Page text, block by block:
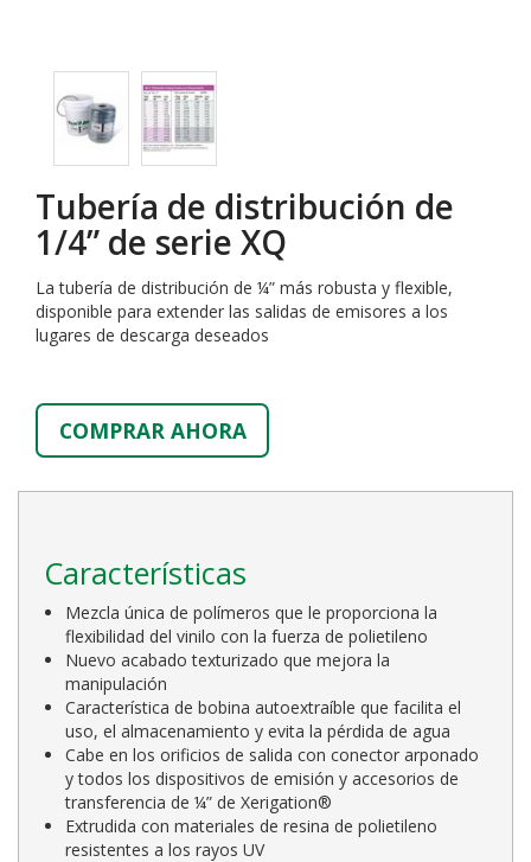
Tubería de distribución de
1/4” de serie XQ
La tubería de distribución de ¼” más robusta y flexible,
disponible para extender las salidas de emisores a los
lugares de descarga deseados
COMPRAR AHORA
Características
Mezcla única de polímeros que le proporciona la
flexibilidad del vinilo con la fuerza de polietileno
Nuevo acabado texturizado que mejora la
manipulación
Característica de bobina autoextraíble que facilita el
uso, el almacenamiento y evita la pérdida de agua
Cabe en los orificios de salida con conector arponado
y todos los dispositivos de emisión y accesorios de
transferencia de ¼” de Xerigation®
Extrudida con materiales de resina de polietileno
resistentes a los rayos UV